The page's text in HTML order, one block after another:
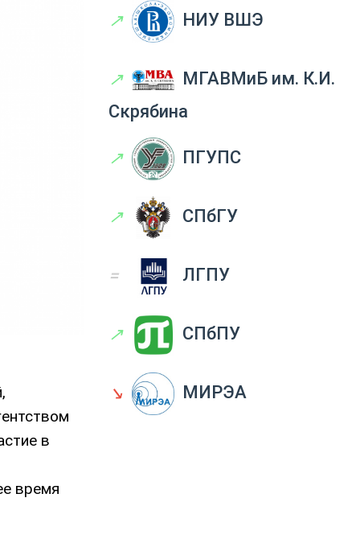
в
время
↗ НИУ ВШЭ
↗
МГАВМиБ им. К.И.
Скрябина
↗ ПГУПС
↗ СПбГУ
= ЛГПУ
↗ СПбПУ
↘ МИРЭА